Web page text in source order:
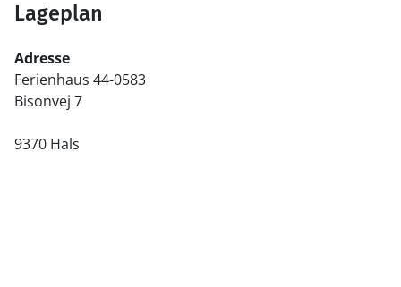
Lageplan
Adresse
Ferienhaus 44-0583
Bisonvej 7
9370 Hals